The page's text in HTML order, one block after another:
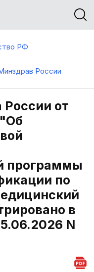
РФ
России
от
программы
по
в
N